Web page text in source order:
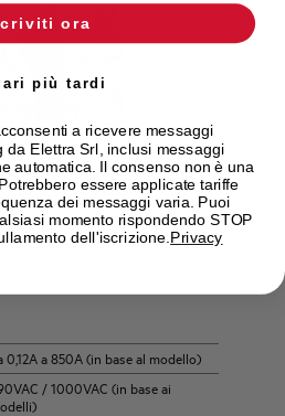
0,12A a 850A (in base al modello)
/ 1000VAC (in base ai
ora
più tardi
a ricevere messaggi
da Elettra Srl, inclusi messaggi
automatica. Il consenso non è una
essere applicate tariffe
dei messaggi varia. Puoi
momento rispondendo STOP
dell'iscrizione. Privacy